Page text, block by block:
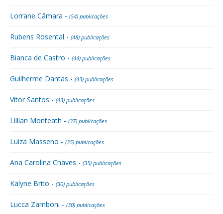
Lorrane Câmara - (54) publicações
Rubens Rosental - (48) publicações
Bianca de Castro - (44) publicações
Guilherme Dantas - (43) publicações
Vitor Santos - (43) publicações
Lillian Monteath - (37) publicações
Luiza Masseno - (35) publicações
Ana Carolina Chaves - (35) publicações
Kalyne Brito - (30) publicações
Lucca Zamboni - (30) publicações